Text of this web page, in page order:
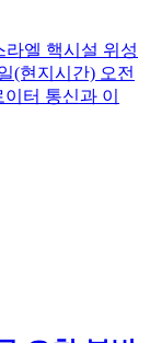
엘 핵시설 위성
(현지시간) 오전
터 통신과 이